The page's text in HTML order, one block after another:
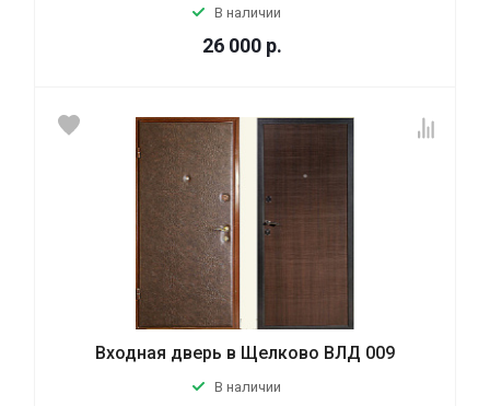
В наличии
26 000 р.
Входная дверь в Щелково ВЛД 009
В наличии